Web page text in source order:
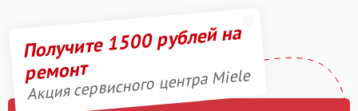
Получите 1500 рублей на
ремонт
Акция сервисного центра Miele